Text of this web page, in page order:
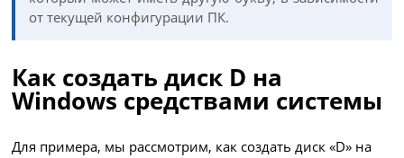
от текущей конфигурации ПК.
Как создать диск D на
Windows средствами системы
Для примера, мы рассмотрим, как создать диск «D» на